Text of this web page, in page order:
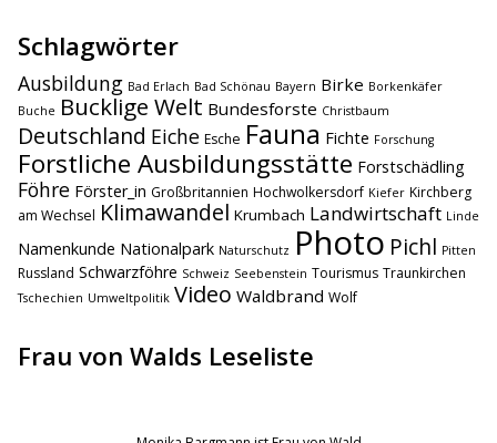
Schlagwörter
Ausbildung Bad Erlach Bad Schönau Bayern Birke Borkenkäfer
Buche Bucklige Welt Bundesforste Christbaum
Deutschland Eiche Esche Fauna Fichte Forschung
Forstliche Ausbildungsstätte Forstschädling
Föhre Förster_in Großbritannien Hochwolkersdorf Kiefer Kirchberg
am Wechsel Klimawandel Krumbach Landwirtschaft Linde
Namenkunde Nationalpark Naturschutz Photo Pichl Pitten
Russland Schwarzföhre Schweiz Seebenstein Tourismus Traunkirchen
Tschechien Umweltpolitik Video Waldbrand Wolf
Frau von Walds Leseliste